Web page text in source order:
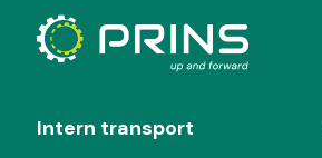
Intern transport